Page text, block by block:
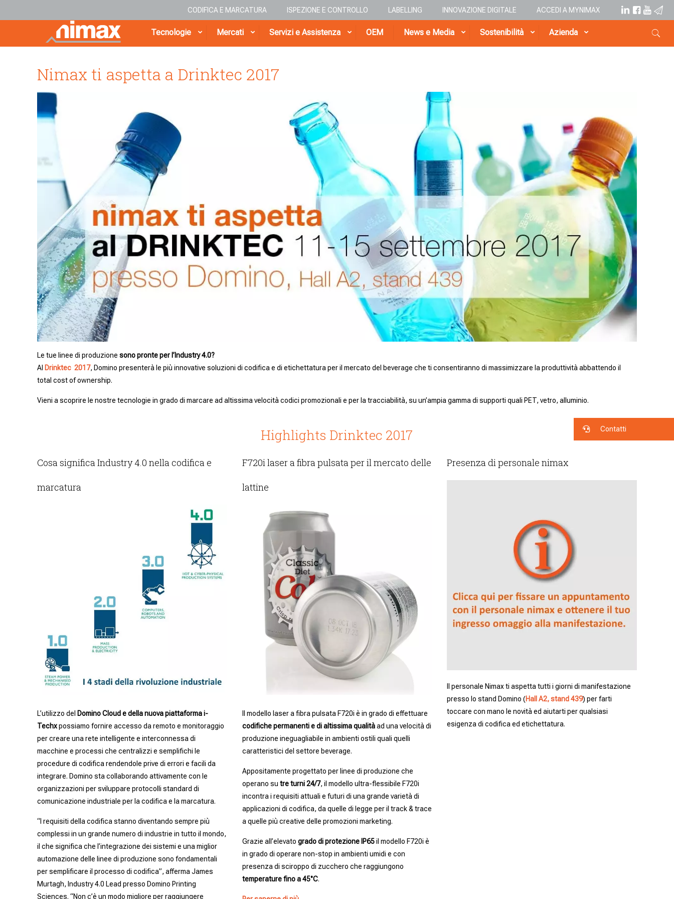
CODIFICA E MARCATURA ISPEZIONE E CONTROLLO LABELLING INNOVAZIONE DIGITALE ACCEDI A MYNIMAX
Tecnologie Mercati Servizi e Assistenza OEM News e Media Sostenibilità Azienda
Nimax ti aspetta a Drinktec 2017
Le tue linee di produzionesono pronte per l’Industry 4.0?
Al Drinktec 2017, Domino presenterà le più innovative soluzioni di codifica e di etichettatura per il mercato del beverage che ti consentiranno di massimizzare la produttività abbattendo il
total cost of ownership.
Vieni a scoprire le nostre tecnologie in grado di marcare ad altissima velocità codici promozionali e per la tracciabilità, su un’ampia gamma di supporti quali PET, vetro, alluminio.
Highlights Drinktec 2017
Cosa significa Industry 4.0 nella codifica e
marcatura
L’utilizzo del Domino Cloud e della nuova piattaforma i-
Techxpossiamo fornire accesso da remoto e monitoraggio
per creare una rete intelligente e interconnessa di
macchine e processi che centralizzi e semplifichi le
procedure di codifica rendendole prive di errori e facili da
integrare. Domino sta collaborando attivamente con le
organizzazioni per sviluppare protocolli standard di
comunicazione industriale per la codifica e la marcatura.
“I requisiti della codifica stanno diventando sempre più
complessi in un grande numero di industrie in tutto il mondo,
il che significa che l’integrazione dei sistemi e una miglior
automazione delle linee di produzione sono fondamentali
per semplificare il processo di codifica”, afferma James
Murtagh, Industry 4.0 Lead presso Domino Printing
Sciences. “Non c’è un modo migliore per raggiungere
F720i laser a fibra pulsata per il mercato delle
lattine
Il modello laser a fibra pulsata F720i è in grado di effettuare
codifiche permanenti e di altissima qualitàad una velocità di
produzione ineguagliabile in ambienti ostili quali quelli
caratteristici del settore beverage.
Appositamente progettato per linee di produzione che
operano su tre turni 24/7, il modello ultra-flessibile F720i
incontra i requisiti attuali e futuri di una grande varietà di
applicazioni di codifica, da quelle di legge per il track & trace
a quelle più creative delle promozioni marketing.
Grazie all’elevato grado di protezione IP65il modello F720i è
in grado di operare non-stop in ambienti umidi e con
presenza di sciroppo di zucchero che raggiungono
temperature fino a 45°C.
Presenza di personale nimax
Il personale Nimax ti aspetta tutti i giorni di manifestazione
presso lo stand Domino (Hall A2, stand 439) per farti
toccare con mano le novità ed aiutarti per qualsiasi
esigenza di codifica ed etichettatura.
Contatti